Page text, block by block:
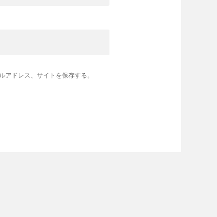
ドレス、サイトを保存する。